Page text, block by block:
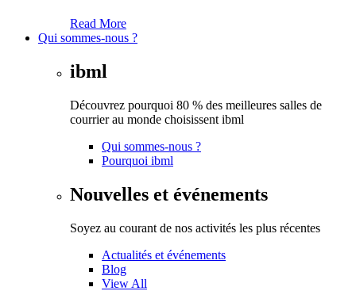
Read More
Qui sommes-nous ?
ibml
Découvrez pourquoi 80 % des meilleures salles de
courrier au monde choisissent ibml
Qui sommes-nous ?
Pourquoi ibml
Nouvelles et événements
Soyez au courant de nos activités les plus récentes
Actualités et événements
Blog
View All